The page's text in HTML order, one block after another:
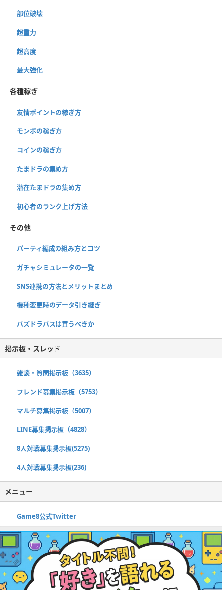
部位破壊
超重力
超高度
最大強化
各種稼ぎ
友情ポイントの稼ぎ方
モンポの稼ぎ方
コインの稼ぎ方
たまドラの集め方
潜在たまドラの集め方
初心者のランク上げ方法
その他
パーティ編成の組み方とコツ
ガチャシミュレータの一覧
SNS連携の方法とメリットまとめ
機種変更時のデータ引き継ぎ
パズドラパスは買うべきか
掲示板・スレッド
雑談・質問掲示板（3635）
フレンド募集掲示板（5753）
マルチ募集掲示板（5007）
LINE募集掲示板（4828）
8人対戦募集掲示板(5275)
4人対戦募集掲示板(236)
メニュー
Game8公式Twitter